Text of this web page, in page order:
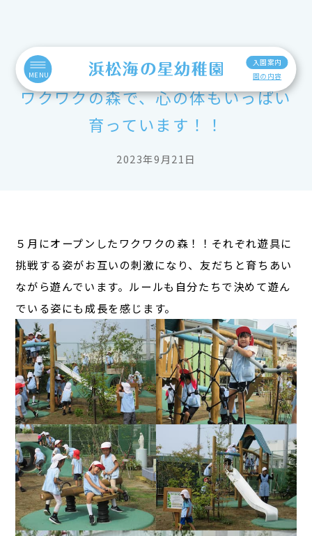
MENU
入園案内
園の内容
ワクワクの森で、心の体もいっぱい
育っています！！
2023年9月21日
５月にオープンしたワクワクの森！！それぞれ遊具に
挑戦する姿がお互いの刺激になり、友だちと育ちあい
ながら遊んでいます。ルールも自分たちで決めて遊ん
でいる姿にも成長を感じます。